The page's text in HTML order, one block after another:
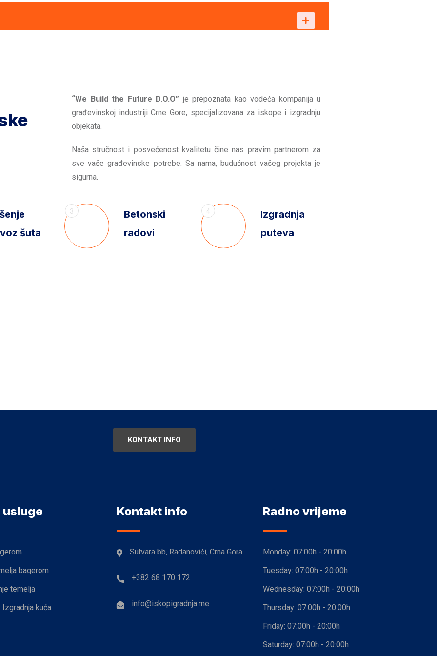
“We Build the Future D.O.O” je prepoznata kao vodeća kompanija u
građevinskoj industriji Crne Gore, specijalizovana za iskope i izgradnju
objekata.
Naša stručnost i posvećenost kvalitetu čine nas pravim partnerom za
sve vaše građevinske potrebe. Sa nama, budućnost vašeg projekta je
sigurna.
šuta
3
Betonski
radovi
4
Izgradnja
puteva
KONTAKT INFO
usluge
bagerom
temelja
kuća
Kontakt info
Sutvara bb, Radanovići, Crna Gora
+382 68 170 172
info@iskopigradnja.me
Radno vrijeme
Monday: 07:00h - 20:00h
Tuesday: 07:00h - 20:00h
Wednesday: 07:00h - 20:00h
Thursday: 07:00h - 20:00h
Friday: 07:00h - 20:00h
Saturday: 07:00h - 20:00h